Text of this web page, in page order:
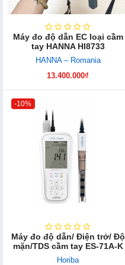
Máy đo độ dẫn EC loại cầm
tay HANNA HI8733
HANNA – Romania
13.400.000₫
-10%
Máy đo độ dẫn/ Điện trở/ Độ
mặn/TDS cầm tay ES-71A-K
Horiba